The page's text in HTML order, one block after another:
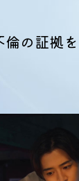
の証拠